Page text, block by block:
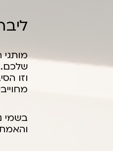
שלכם.
וזו
בשמי